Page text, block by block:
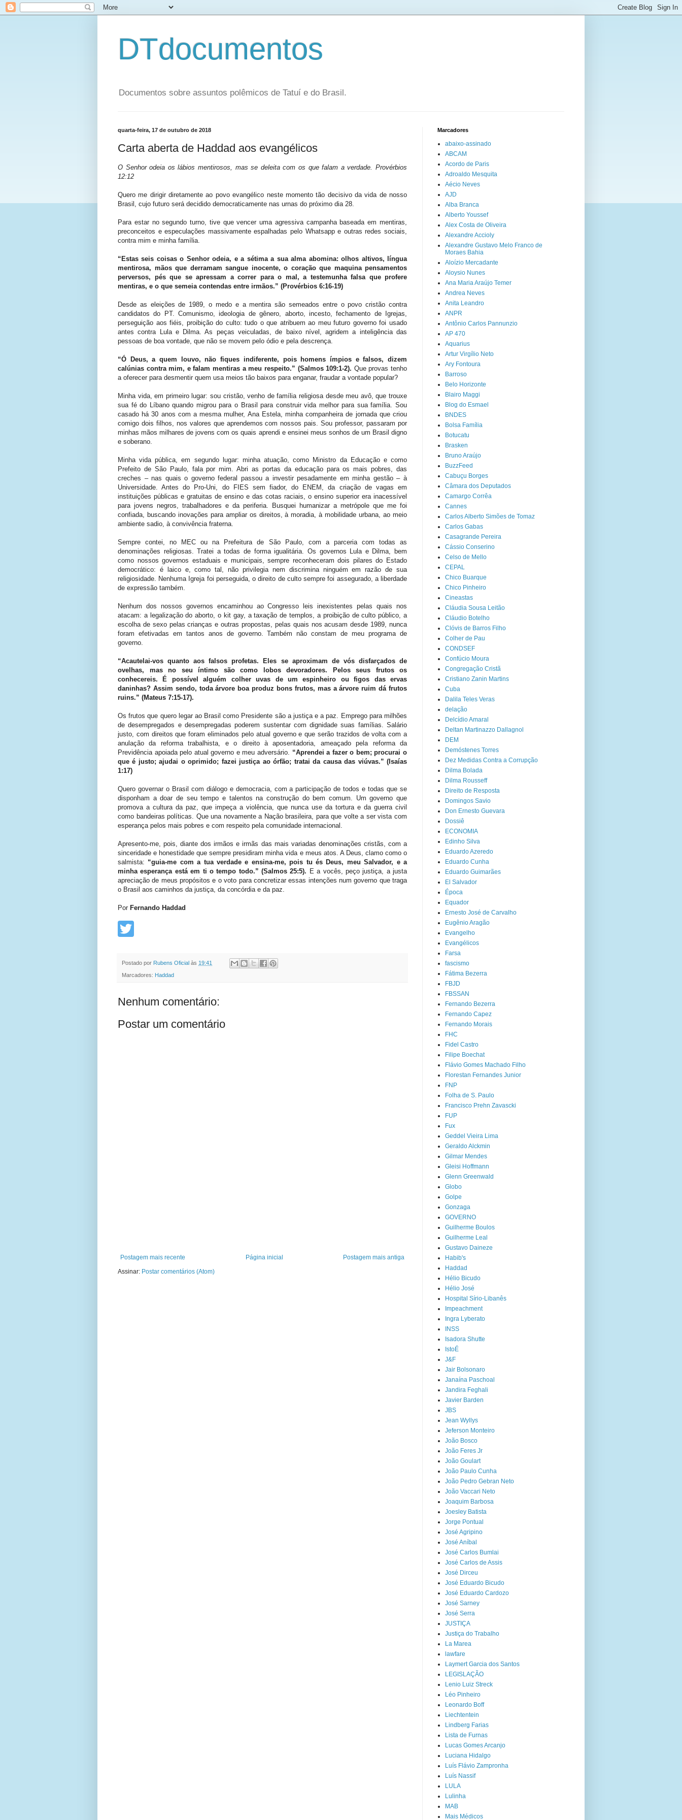
DTdocumentos
Documentos sobre assuntos polêmicos de Tatuí e do Brasil.
quarta-feira, 17 de outubro de 2018
Carta aberta de Haddad aos evangélicos
O Senhor odeia os lábios mentirosos, mas se deleita com os que falam a verdade. Provérbios
12:12
Quero me dirigir diretamente ao povo evangélico neste momento tão decisivo da vida de nosso
Brasil, cujo futuro será decidido democraticamente nas urnas do próximo dia 28.
Para estar no segundo turno, tive que vencer uma agressiva campanha baseada em mentiras,
preconceitos e especulações massivamente espalhadas pelo Whatsapp e outras redes sociais,
contra mim e minha família.
“Estas seis coisas o Senhor odeia, e a sétima a sua alma abomina: olhos altivos, língua
mentirosa, mãos que derramam sangue inocente, o coração que maquina pensamentos
perversos, pés que se apressam a correr para o mal, a testemunha falsa que profere
mentiras, e o que semeia contendas entre irmãos.” (Provérbios 6:16-19)
Desde as eleições de 1989, o medo e a mentira são semeados entre o povo cristão contra
candidatos do PT. Comunismo, ideologia de gênero, aborto, incesto, fechamento de Igrejas,
perseguição aos fiéis, proibição do culto: tudo o que atribuem ao meu futuro governo foi usado
antes contra Lula e Dilma. As peças veiculadas, de baixo nível, agridem a inteligência das
pessoas de boa vontade, que não se movem pelo ódio e pela descrença.
“Ó Deus, a quem louvo, não fiques indiferente, pois homens ímpios e falsos, dizem
calúnias contra mim, e falam mentiras a meu respeito.” (Salmos 109:1-2). Que provas tenho
a oferecer para desmentir quem usa meios tão baixos para enganar, fraudar a vontade popular?
Minha vida, em primeiro lugar: sou cristão, venho de família religiosa desde meu avô, que trouxe
sua fé do Líbano quando migrou para o Brasil para construir vida melhor para sua família. Sou
casado há 30 anos com a mesma mulher, Ana Estela, minha companheira de jornada que criou
comigo dois filhos, nos valores que aprendemos com nossos pais. Sou professor, passaram por
minhas mãos milhares de jovens com os quais aprendi e ensinei meus sonhos de um Brasil digno
e soberano.
Minha vida pública, em segundo lugar: minha atuação, como Ministro da Educação e como
Prefeito de São Paulo, fala por mim. Abri as portas da educação para os mais pobres, das
creches – nas quais o governo federal passou a investir pesadamente em minha gestão – à
Universidade. Antes do Pro-Uni, do FIES sem fiador, do ENEM, da criação de vagas em
instituições públicas e gratuitas de ensino e das cotas raciais, o ensino superior era inacessível
para jovens negros, trabalhadores e da periferia. Busquei humanizar a metrópole que me foi
confiada, buscando inovações para ampliar os direitos, à moradia, à mobilidade urbana, ao meio
ambiente sadio, à convivência fraterna.
Sempre contei, no MEC ou na Prefeitura de São Paulo, com a parceria com todas as
denominações religiosas. Tratei a todas de forma igualitária. Os governos Lula e Dilma, bem
como nossos governos estaduais e municipais, sempre reconheceram dois pilares do Estado
democrático: é laico e, como tal, não privilegia nem discrimina ninguém em razão de sua
religiosidade. Nenhuma Igreja foi perseguida, o direito de culto sempre foi assegurado, a liberdade
de expressão também.
Nenhum dos nossos governos encaminhou ao Congresso leis inexistentes pelas quais nos
atacam: a legalização do aborto, o kit gay, a taxação de templos, a proibição de culto público, a
escolha de sexo pelas crianças e outras propostas, pelas quais nos acusam desde 1989, nunca
foram efetivadas em tantos anos de governo. Também não constam de meu programa de
governo.
“Acautelai-vos quanto aos falsos profetas. Eles se aproximam de vós disfarçados de
ovelhas, mas no seu íntimo são como lobos devoradores. Pelos seus frutos os
conhecereis. É possível alguém colher uvas de um espinheiro ou figos das ervas
daninhas? Assim sendo, toda árvore boa produz bons frutos, mas a árvore ruim dá frutos
ruins.” (Mateus 7:15-17).
Os frutos que quero legar ao Brasil como Presidente são a justiça e a paz. Emprego para milhões
de desempregados e desempregadas poderem sustentar com dignidade suas famílias. Salário
justo, com direitos que foram eliminados pelo atual governo e que serão trazidos de volta com a
anulação da reforma trabalhista, e o direito à aposentadoria, ameaçado pela reforma da
Previdência apoiada pelo atual governo e meu adversário. “Aprendei a fazer o bem; procurai o
que é justo; ajudai o oprimido; fazei justiça ao órfão; tratai da causa das viúvas.” (Isaías
1:17)
Quero governar o Brasil com diálogo e democracia, com a participação de todos e todas que se
disponham a doar de seu tempo e talentos na construção do bem comum. Um governo que
promova a cultura da paz, que impeça a violência, que nunca use da tortura e da guerra civil
como bandeiras políticas. Que una novamente a Nação brasileira, para que volte a ser vista com
esperança pelos mais pobres e com respeito pela comunidade internacional.
Apresento-me, pois, diante dos irmãos e irmãs das mais variadas denominações cristãs, com a
sinceridade e honestidade que sempre presidiram minha vida e meus atos. A Deus, clamo como o
salmista: “guia-me com a tua verdade e ensina-me, pois tu és Deus, meu Salvador, e a
minha esperança está em ti o tempo todo.” (Salmos 25:5). E a vocês, peço justiça, a justa
apreciação de meus propósitos e o voto para concretizar essas intenções num governo que traga
o Brasil aos caminhos da justiça, da concórdia e da paz.
Por Fernando Haddad
Postado por Rubens Oficial às 19:41
Marcadores: Haddad
Nenhum comentário:
Postar um comentário
Postagem mais recente Postagem mais antiga
Página inicial
Assinar: Postar comentários (Atom)
Marcadores
abaixo-assinado
ABCAM
Acordo de Paris
Adroaldo Mesquita
Aécio Neves
AJD
Alba Branca
Alberto Youssef
Alex Costa de Oliveira
Alexandre Accioly
Alexandre Gustavo Melo Franco de
Moraes Bahia
Aloízio Mercadante
Aloysio Nunes
Ana Maria Araújo Temer
Andrea Neves
Anita Leandro
ANPR
Antônio Carlos Pannunzio
AP 470
Aquarius
Artur Virgílio Neto
Ary Fontoura
Barroso
Belo Horizonte
Blairo Maggi
Blog do Esmael
BNDES
Bolsa Família
Botucatu
Brasken
Bruno Araújo
BuzzFeed
Cabuçu Borges
Câmara dos Deputados
Camargo Corrêa
Cannes
Carlos Alberto Simões de Tomaz
Carlos Gabas
Casagrande Pereira
Cássio Conserino
Celso de Mello
CEPAL
Chico Buarque
Chico Pinheiro
Cineastas
Cláudia Sousa Leitão
Cláudio Botelho
Clóvis de Barros Filho
Colher de Pau
CONDSEF
Confúcio Moura
Congregação Cristã
Cristiano Zanin Martins
Cuba
Dalila Teles Veras
delação
Delcídio Amaral
Deltan Martinazzo Dallagnol
DEM
Demóstenes Torres
Dez Medidas Contra a Corrupção
Dilma Bolada
Dilma Rousseff
Direito de Resposta
Domingos Savio
Don Ernesto Guevara
Dossiê
ECONOMIA
Edinho Silva
Eduardo Azeredo
Eduardo Cunha
Eduardo Guimarães
El Salvador
Época
Equador
Ernesto José de Carvalho
Eugênio Aragão
Evangelho
Evangélicos
Farsa
fascismo
Fátima Bezerra
FBJD
FBSSAN
Fernando Bezerra
Fernando Capez
Fernando Morais
FHC
Fidel Castro
Filipe Boechat
Flávio Gomes Machado Filho
Florestan Fernandes Junior
FNP
Folha de S. Paulo
Francisco Prehn Zavascki
FUP
Fux
Geddel Vieira Lima
Geraldo Alckmin
Gilmar Mendes
Gleisi Hoffmann
Glenn Greenwald
Globo
Golpe
Gonzaga
GOVERNO
Guilherme Boulos
Guilherme Leal
Gustavo Daineze
Habib's
Haddad
Hélio Bicudo
Hélio José
Hospital Sírio-Libanês
Impeachment
Ingra Lyberato
INSS
Isadora Shutte
IstoÉ
J&F
Jair Bolsonaro
Janaína Paschoal
Jandira Feghali
Javier Barden
JBS
Jean Wyllys
Jeferson Monteiro
João Bosco
João Feres Jr
João Goulart
João Paulo Cunha
João Pedro Gebran Neto
João Vaccari Neto
Joaquim Barbosa
Joesley Batista
Jorge Pontual
José Agripino
José Aníbal
José Carlos Bumlai
José Carlos de Assis
José Dirceu
José Eduardo Bicudo
José Eduardo Cardozo
José Sarney
José Serra
JUSTIÇA
Justiça do Trabalho
La Marea
lawfare
Laymert Garcia dos Santos
LEGISLAÇÃO
Lenio Luiz Streck
Léo Pinheiro
Leonardo Boff
Liechtentein
Lindberg Farias
Lista de Furnas
Lucas Gomes Arcanjo
Luciana Hidalgo
Luís Flávio Zampronha
Luís Nassif
LULA
Lulinha
MAB
Mais Médicos